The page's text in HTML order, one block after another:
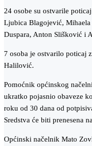
24 osobe su ostvarile
Ljubica Blagojević,
Duspara, Anton Slišković i
7 osoba je ostvarilo poticaj
Halilović.
Pomoćnik općinskog
ukratko pojasnio obaveze
roku od 30 dana od
Sredstva će biti prenesena
Općinski načelnik Mato